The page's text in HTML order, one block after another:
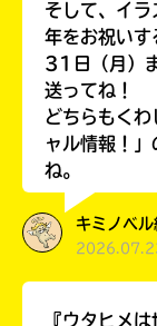
そして、イ
年をお祝い
31日（月）
送ってね！
どちらもくわ
ャル情報！
ね。
キミノベ
『ウタヒメ